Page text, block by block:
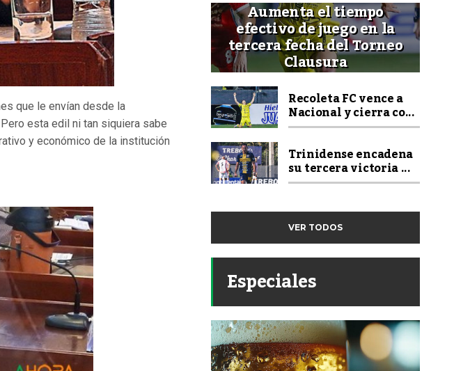
que le envían desde la
esta edil ni tan siquiera sabe
y económico de la institución
Aumenta el tiempo
efectivo de juego en la
tercera fecha del Torneo
Clausura
Recoleta FC vence a
Nacional y cierra co...
Trinidense encadena
su tercera victoria ...
VER TODOS
Especiales